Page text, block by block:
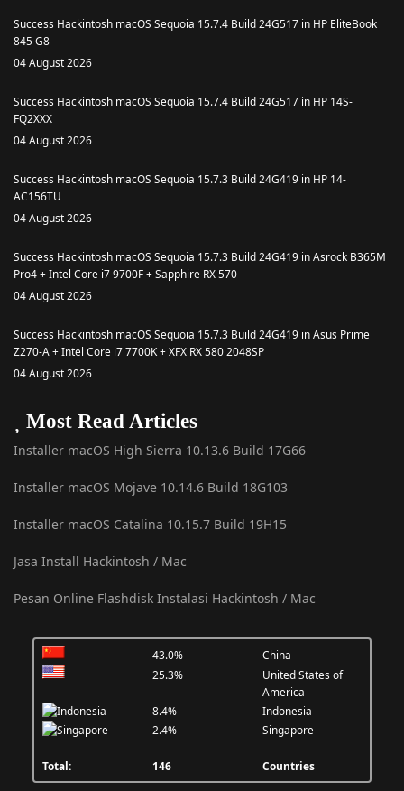
Success Hackintosh macOS Sequoia 15.7.4 Build 24G517 in HP EliteBook
845 G8
04 August 2026
Success Hackintosh macOS Sequoia 15.7.4 Build 24G517 in HP 14S-
FQ2XXX
04 August 2026
Success Hackintosh macOS Sequoia 15.7.3 Build 24G419 in HP 14-
AC156TU
04 August 2026
Success Hackintosh macOS Sequoia 15.7.3 Build 24G419 in Asrock B365M
Pro4 + Intel Core i7 9700F + Sapphire RX 570
04 August 2026
Success Hackintosh macOS Sequoia 15.7.3 Build 24G419 in Asus Prime
Z270-A + Intel Core i7 7700K + XFX RX 580 2048SP
04 August 2026
Most Read Articles
Installer macOS High Sierra 10.13.6 Build 17G66
Installer macOS Mojave 10.14.6 Build 18G103
Installer macOS Catalina 10.15.7 Build 19H15
Jasa Install Hackintosh / Mac
Pesan Online Flashdisk Instalasi Hackintosh / Mac
43.0%
China
25.3%
United States of
America
8.4%
Indonesia
2.4%
Singapore
Total: 146 Countries